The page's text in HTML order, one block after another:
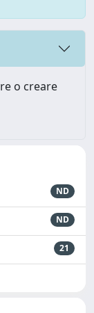
o creare
ND
ND
21